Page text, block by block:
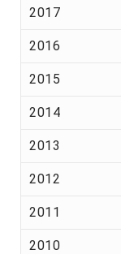
2017
2016
2015
2014
2013
2012
2011
2010